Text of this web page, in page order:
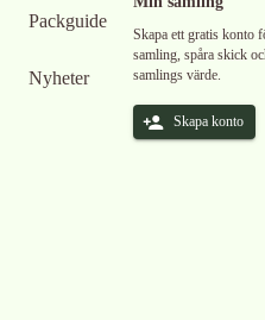
Packguide
Nyheter
Skapa ett gratis konto
samling, spåra skick
samlings värde.
Skapa konto